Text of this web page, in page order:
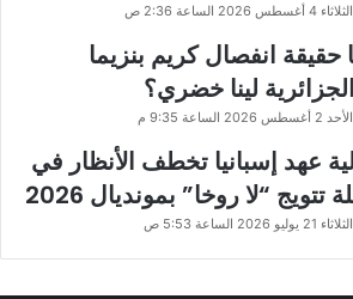
الثلاثاء 4 أغسطس 2026 الساعة 2:36 ص
حقيقة انفصال كريم بنزيما
لينا خضري؟
الأحد 2 أغسطس 2026 الساعة 9:35 م
عهد إسبانيا تخطف الأنظار في
تتويج “لا روخا” بمونديال 2026
الثلاثاء 21 يوليو 2026 الساعة 5:53 ص